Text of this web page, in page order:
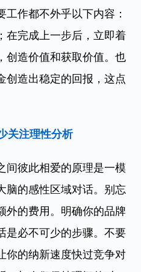
作都不外乎以下内容：
在完成上一步后，立即着
创造价值和获取价值。也
创造出稳定的回报，这点
关注理性分析
间彼此相爱的原理是一模
脑的感性区域对话。别忘
外的费用。明确你的品牌
是必不可少的步骤。不要
你的纳新速度快过竞争对